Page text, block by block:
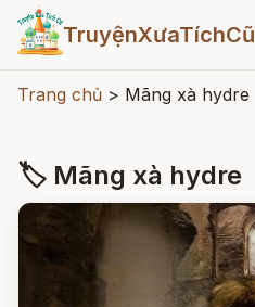
TruyệnXưaTíchCũ
Trang chủ > Mãng xà hydre
🏷 Mãng xà hydre